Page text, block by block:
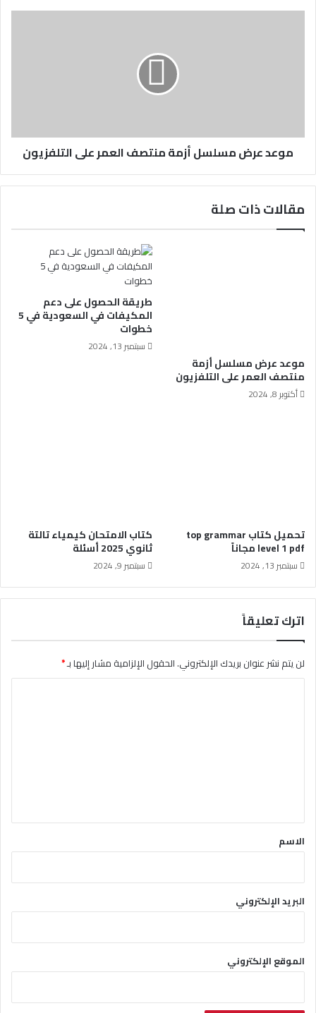
موعد عرض مسلسل أزمة منتصف العمر على التلفزيون
مقالات ذات صلة
موعد عرض مسلسل أزمة
منتصف العمر على التلفزيون
أكتوبر 8, 2024
طريقة الحصول على دعم
المكيفات في السعودية في 5
خطوات
سبتمبر 13, 2024
تحميل كتاب top grammar
level 1 pdf مجاناً
سبتمبر 13, 2024
كتاب الامتحان كيمياء تالتة
ثانوي 2025 أسئلة
سبتمبر 9, 2024
اترك تعليقاً
لن يتم نشر عنوان بريدك الإلكتروني.الحقول الإلزامية مشار إليها بـ*
*الاسم
البريد الإلكتروني
الموقع الإلكتروني